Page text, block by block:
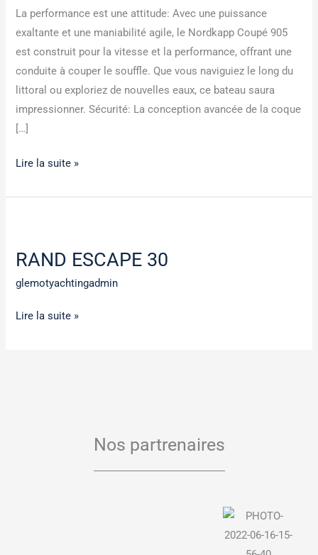
La performance est une attitude: Avec une puissance
exaltante et une maniabilité agile, le Nordkapp Coupé 905
est construit pour la vitesse et la performance, offrant une
conduite à couper le souffle. Que vous naviguiez le long du
littoral ou exploriez de nouvelles eaux, ce bateau saura
impressionner. Sécurité: La conception avancée de la coque
[…]
Lire la suite »
RAND ESCAPE 30
glemotyachtingadmin
30
Lire la suite »
Nos partrenaires